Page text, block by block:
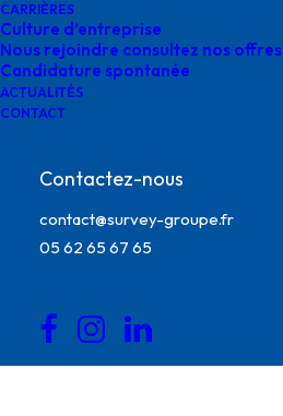
CARRIÈRES
Culture d’entreprise
Nous rejoindre consultez nos offres
Candidature spontanée
ACTUALITÉS
CONTACT
Contactez-nous
contact@survey-groupe.fr
05 62 65 67 65